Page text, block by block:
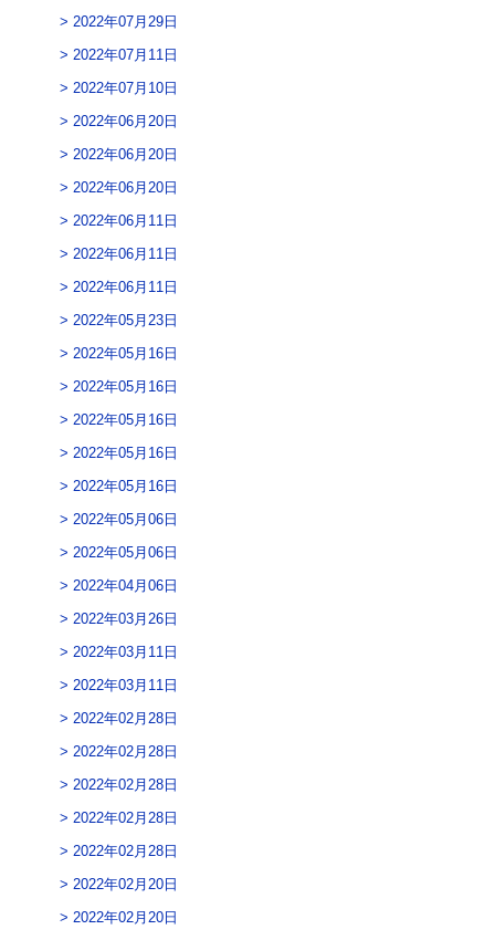
2022年07月29日
2022年07月11日
2022年07月10日
2022年06月20日
2022年06月20日
2022年06月20日
2022年06月11日
2022年06月11日
2022年06月11日
2022年05月23日
2022年05月16日
2022年05月16日
2022年05月16日
2022年05月16日
2022年05月16日
2022年05月06日
2022年05月06日
2022年04月06日
2022年03月26日
2022年03月11日
2022年03月11日
2022年02月28日
2022年02月28日
2022年02月28日
2022年02月28日
2022年02月28日
2022年02月20日
2022年02月20日